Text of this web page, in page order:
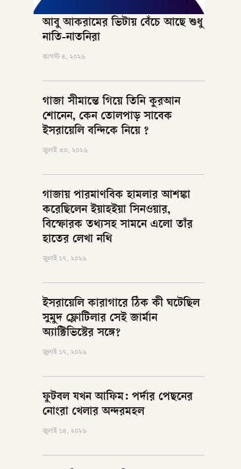
আবু আকরামের ভিটায় বেঁচে আছে শুধু
নাতি-নাতনিরা
আগস্ট ৪, ২০২৬
গাজা সীমান্তে গিয়ে তিনি কুরআন
শোনেন, কেন তোলপাড় সাবেক
ইসরায়েলি বন্দিকে নিয়ে ?
জুলাই ৩০, ২০২৬
গাজায় পারমাণবিক হামলার আশঙ্কা
করেছিলেন ইয়াহইয়া সিনওয়ার,
বিস্ফোরক তথ্যসহ সামনে এলো তাঁর
হাতের লেখা নথি
জুলাই ১৭, ২০২৬
ইসরায়েলি কারাগারে ঠিক কী ঘটেছিল
সুমুদ ফ্লোটিলার সেই জার্মান
অ্যাক্টিভিস্টের সঙ্গে?
জুলাই ১৭, ২০২৬
ফুটবল যখন আফিম: পর্দার পেছনের
নোংরা খেলার অন্দরমহল
জুলাই ১৪, ২০২৬